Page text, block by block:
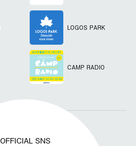
LOGOS PARK
CAMP RADIO
OFFICIAL SNS